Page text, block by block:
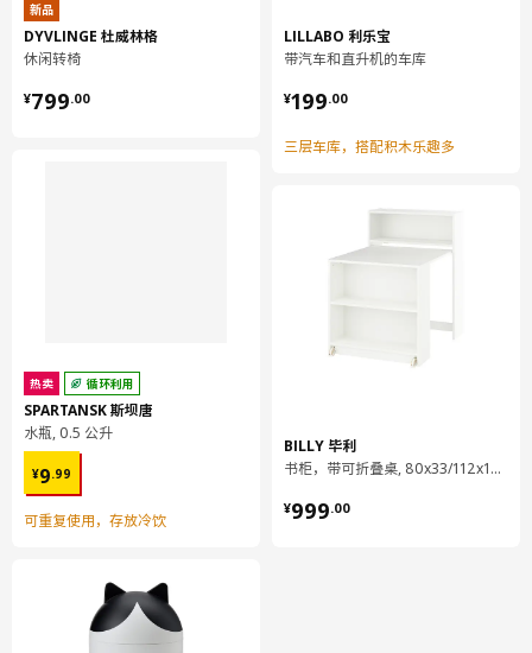
新品
DYVLINGE 杜威林格
休闲转椅
¥799.00
¥ 799.00
热卖 循环利用
SPARTANSK 斯坝唐
水瓶, 0.5 公升
¥9.99
¥ 9.99
可重复使用，存放冷饮
LILLABO 利乐宝
带汽车和直升机的车库
¥199.00
¥ 199.00
三层车库，搭配积木乐趣多
BILLY 毕利
书柜，带可折叠桌, 80x33/112x106 厘米
¥999.00
¥ 999.00